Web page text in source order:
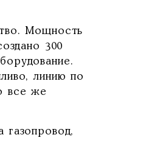
Мощность
300
линию по
все же
газопровод,